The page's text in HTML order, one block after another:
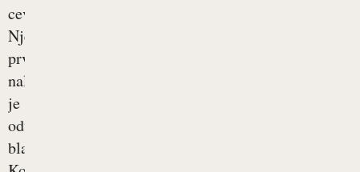
cevi.
Njegova
prvotna
naloga
je
odvajanje
blata.